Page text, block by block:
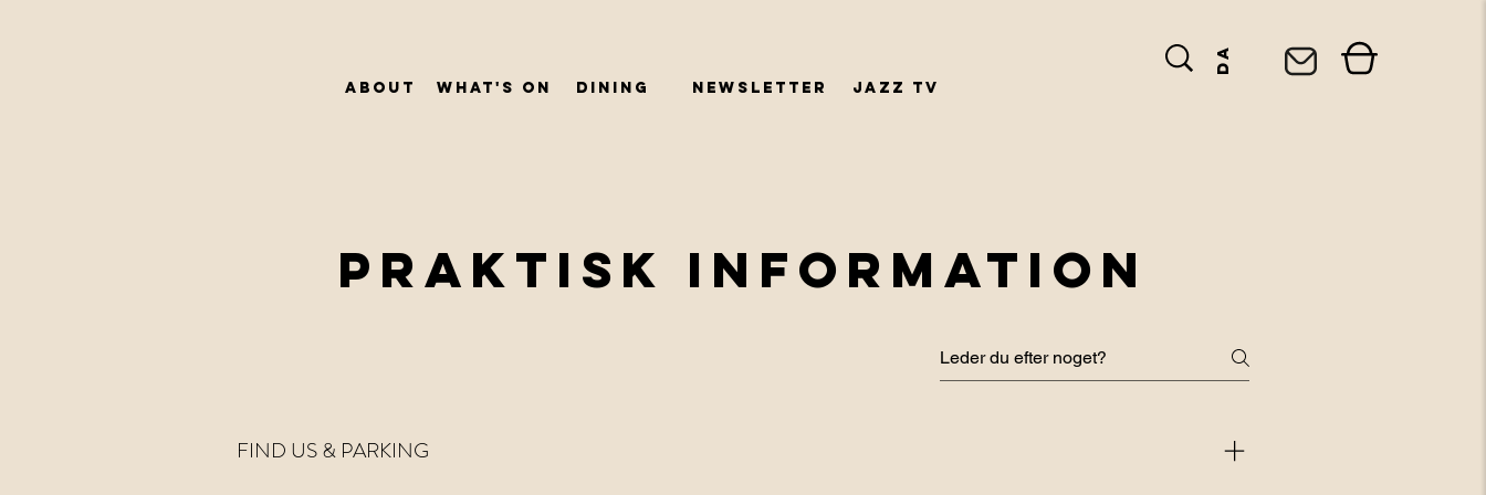
da
About What's On dining Newsletter JAZZ TV
PRAKTISK INFORMATION
FIND US & PARKING